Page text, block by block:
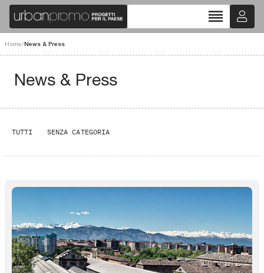
reorder
Home/News & Press
News & Press
TUTTI SENZA CATEGORIA